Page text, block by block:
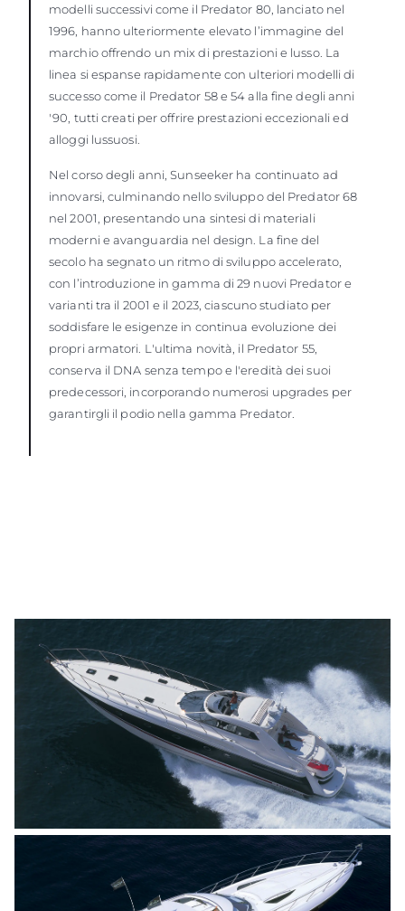
modelli successivi come il Predator 80, lanciato nel
1996, hanno ulteriormente elevato l’immagine del
marchio offrendo un mix di prestazioni e lusso. La
linea si espanse rapidamente con ulteriori modelli di
successo come il Predator 58 e 54 alla fine degli anni
'90, tutti creati per offrire prestazioni eccezionali ed
alloggi lussuosi.
Nel corso degli anni, Sunseeker ha continuato ad
innovarsi, culminando nello sviluppo del Predator 68
nel 2001, presentando una sintesi di materiali
moderni e avanguardia nel design. La fine del
secolo ha segnato un ritmo di sviluppo accelerato,
con l’introduzione in gamma di 29 nuovi Predator e
varianti tra il 2001 e il 2023, ciascuno studiato per
soddisfare le esigenze in continua evoluzione dei
propri armatori. L'ultima novità, il Predator 55,
conserva il DNA senza tempo e l'eredità dei suoi
predecessori, incorporando numerosi upgrades per
garantirgli il podio nella gamma Predator.